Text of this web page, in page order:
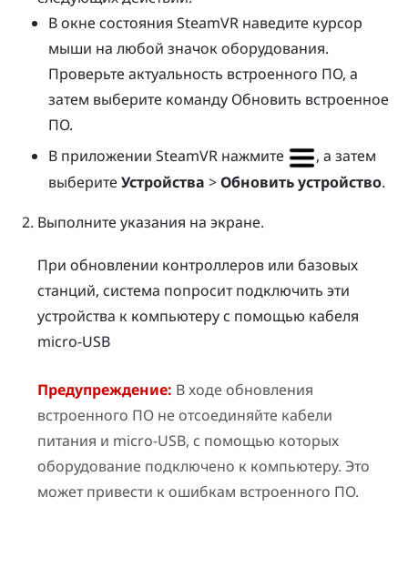
В окне состоянияSteamVR наведите курсор
мыши на любой значок оборудования.
Проверьте актуальность встроенного ПО, а
затем выберите команду Обновить встроенное
ПО.
В приложенииSteamVR нажмите
, а затем
выберитеУстройства >Обновить устройство.
Выполните указания на экране.
При обновлении контроллеров или базовых
станций, система попросит подключить эти
устройства к компьютеру с помощью кабеля
micro-USB
Предупреждение: В ходе обновления
встроенного ПО не отсоединяйте кабели
питания и micro-USB, с помощью которых
оборудование подключено к компьютеру. Это
может привести к ошибкам встроенного ПО.